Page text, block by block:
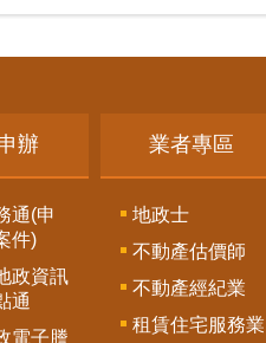
辦
通(申
件)
政資訊
通
電子謄
業者專區
地政士
不動產估價師
不動產經紀業
租賃住宅服務業